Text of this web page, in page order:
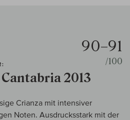
2013
90–91
/100
Crianza mit intensiver
Noten. Ausdrucksstark mit der